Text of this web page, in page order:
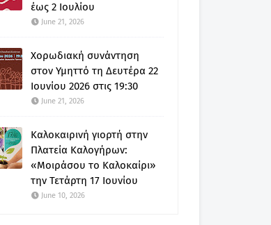
έως 2 Ιουλίου
June 21, 2026
Χορωδιακή συνάντηση
στον Υμηττό τη Δευτέρα 22
Ιουνίου 2026 στις 19:30
June 21, 2026
Καλοκαιρινή γιορτή στην
Πλατεία Καλογήρων:
«Μοιράσου το Καλοκαίρι»
την Τετάρτη 17 Ιουνίου
June 10, 2026